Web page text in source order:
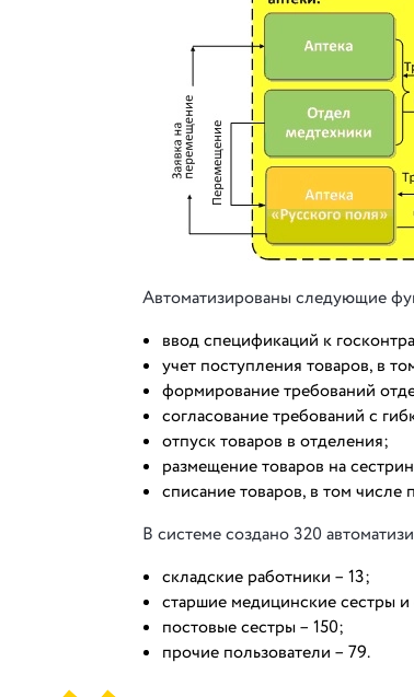
Автоматизированы следующие
ввод спецификаций к
учет поступления товаров, в
формирование требований
согласование требований с
отпуск товаров в отделения;
размещение товаров на
списание товаров, в том числе
В системе создано 320
складские работники – 13;
старшие медицинские сестры
постовые сестры – 150;
прочие пользователи – 79.